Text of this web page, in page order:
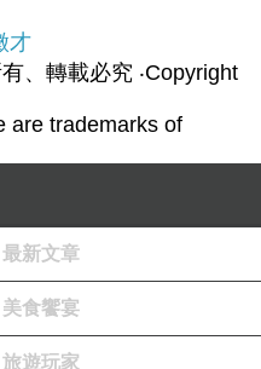
才
有、轉載必究 ‧Copyright
are trademarks of
最新文章
美食饗宴
旅遊玩家